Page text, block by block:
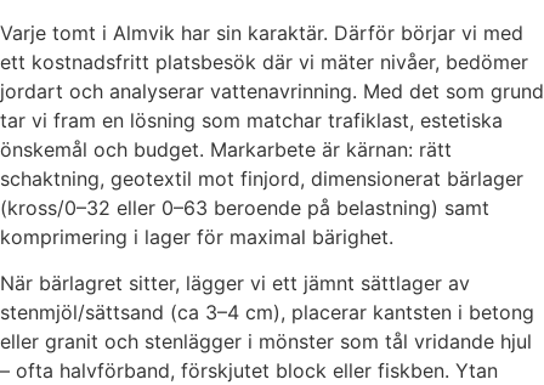
Varje tomt i Almvik har sin karaktär. Därför börjar vi med
ett kostnadsfritt platsbesök där vi mäter nivåer, bedömer
jordart och analyserar vattenavrinning. Med det som grund
tar vi fram en lösning som matchar trafiklast, estetiska
önskemål och budget. Markarbete är kärnan: rätt
schaktning, geotextil mot finjord, dimensionerat bärlager
(kross/0–32 eller 0–63 beroende på belastning) samt
komprimering i lager för maximal bärighet.
När bärlagret sitter, lägger vi ett jämnt sättlager av
stenmjöl/sättsand (ca 3–4 cm), placerar kantsten i betong
eller granit och stenlägger i mönster som tål vridande hjul
– ofta halvförband, förskjutet block eller fiskben. Ytan